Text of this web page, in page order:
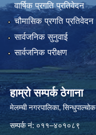
वार्षिक प्रगति प्रतिवेदन
चौमासिक प्रगति प्रतिवेदन
सार्वजनिक सुनुवाई
सार्वजनिक परीक्षण
हाम्रो सम्पर्क ठेगाना
मेलम्ची नगरपालिका‍, सिन्धुपाल्चोक
सम्पर्क न‌ं: ०११–४०१०८९